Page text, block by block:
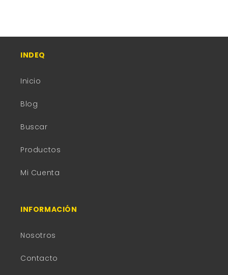
INDEQ
Inicio
Blog
Buscar
Productos
Mi Cuenta
INFORMACIÓN
Nosotros
Contacto